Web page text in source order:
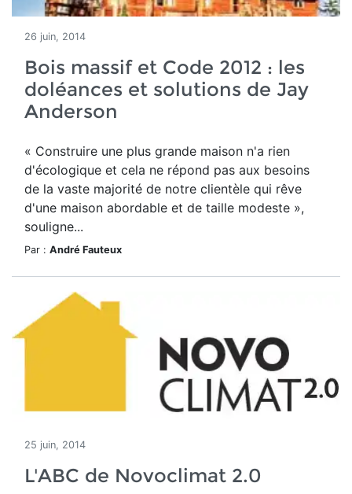
26 juin, 2014
Bois massif et Code 2012 : les
doléances et solutions de Jay
Anderson
« Construire une plus grande maison n'a rien
d'écologique et cela ne répond pas aux besoins
de la vaste majorité de notre clientèle qui rêve
d'une maison abordable et de taille modeste »,
souligne...
Par : André Fauteux
25 juin, 2014
L'ABC de Novoclimat 2.0